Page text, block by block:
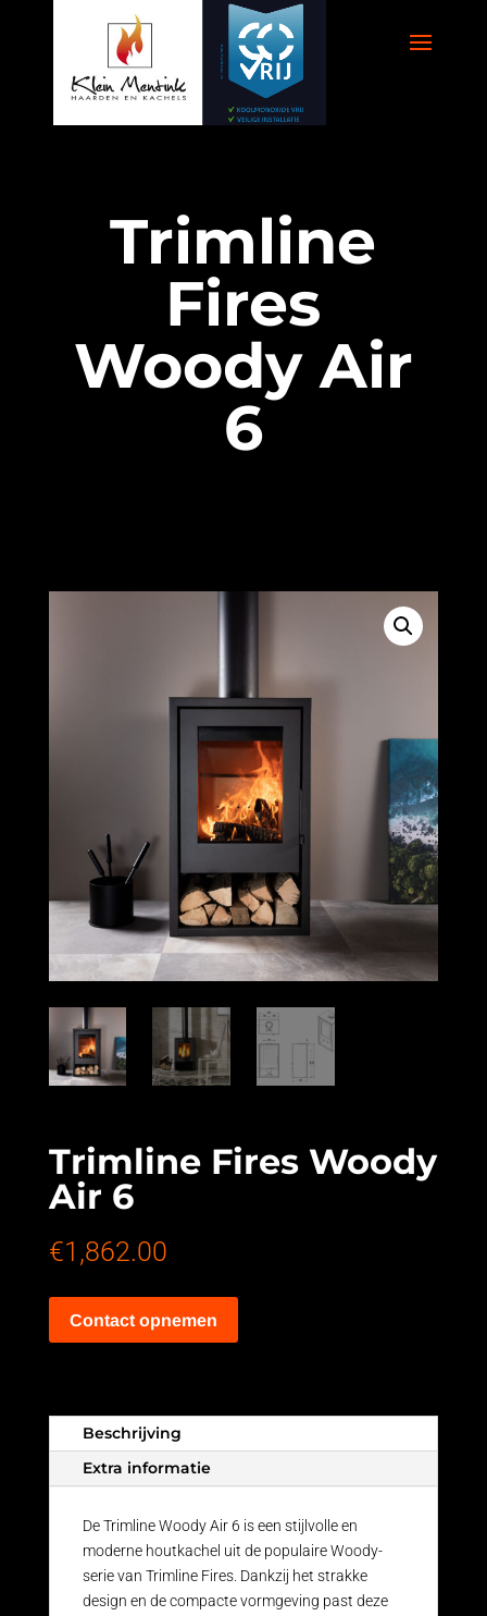
Trimline
Fires
Woody Air
6
Trimline Fires Woody
Air 6
€1,862.00
Contact opnemen
Beschrijving
Extra informatie
De Trimline Woody Air 6 is een stijlvolle en
moderne houtkachel uit de populaire Woody-
serie van Trimline Fires. Dankzij het strakke
design en de compacte vormgeving past deze